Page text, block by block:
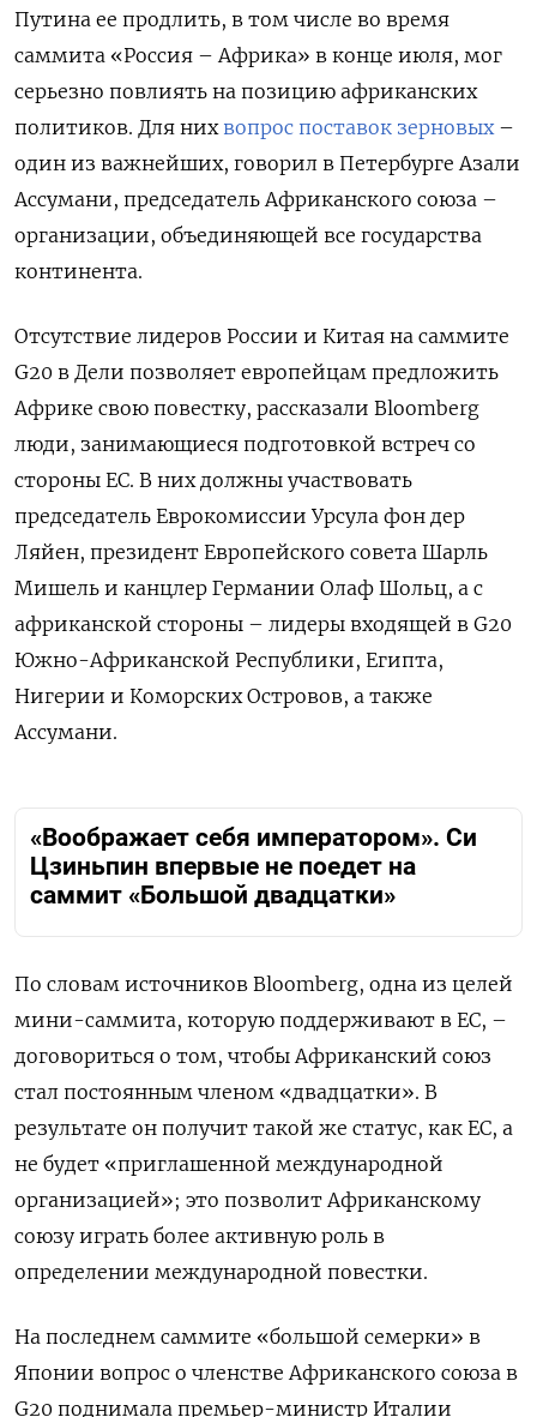
Путина ее продлить, в том числе во время
саммита «Россия – Африка» в конце июля, мог
серьезно повлиять на позицию африканских
политиков. Для них вопрос поставок зерновых–
один из важнейших, говорил в Петербурге Азали
Ассумани, председатель Африканского союза –
организации, объединяющей все государства
континента.
Отсутствие лидеров России и Китая на саммите
G20 в Дели позволяет европейцам предложить
Африке свою повестку, рассказали Bloomberg
люди, занимающиеся подготовкой встреч со
стороны ЕС. В них должны участвовать
председатель Еврокомиссии Урсула фон дер
Ляйен, президент Европейского совета Шарль
Мишель и канцлер Германии Олаф Шольц, а с
африканской стороны – лидеры входящей в G20
Южно-Африканской Республики, Египта,
Нигерии и Коморских Островов, а также
Ассумани.
«Воображает себя императором». Си
Цзиньпин впервые не поедет на
саммит «Большой двадцатки»
По словам источников Bloomberg, одна из целей
мини-саммита, которую поддерживают в ЕС, –
договориться о том, чтобы Африканский союз
стал постоянным членом «двадцатки». В
результате он получит такой же статус, как ЕС, а
не будет «приглашенной международной
организацией»; это позволит Африканскому
союзу играть более активную роль в
определении международной повестки.
На последнем саммите «большой семерки» в
Японии вопрос о членстве Африканского союза в
G20 поднимала премьер-министр Италии